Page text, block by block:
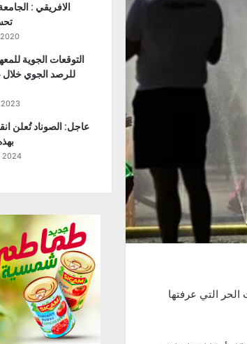
التي عرفتها
الافريقي :
التوقعات الجوية
للرصد الجوي
عاجل: الصوناد تُعلن
2024